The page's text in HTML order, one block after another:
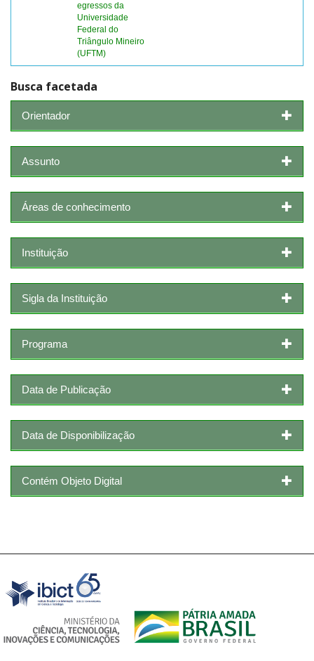
egressos da
Universidade
Federal do
Triângulo Mineiro
(UFTM)
Busca facetada
Orientador
Assunto
Áreas de conhecimento
Instituição
Sigla da Instituição
Programa
Data de Publicação
Data de Disponibilização
Contém Objeto Digital